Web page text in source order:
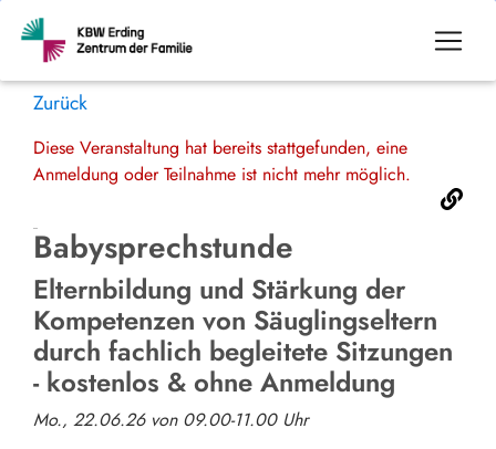
Zurück
Diese Veranstaltung hat bereits stattgefunden, eine
Anmeldung oder Teilnahme ist nicht mehr möglich.
Babysprechstunde
Elternbildung und Stärkung der
Kompetenzen von Säuglingseltern
durch fachlich begleitete Sitzungen
- kostenlos & ohne Anmeldung
Mo., 22.06.26 von 09.00-11.00 Uhr